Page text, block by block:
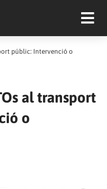
públic: Intervenció o
al transport
o